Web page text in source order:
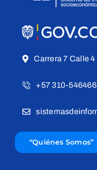
Carrera 7 Calle
+57 310-
“Quiénes Somos”